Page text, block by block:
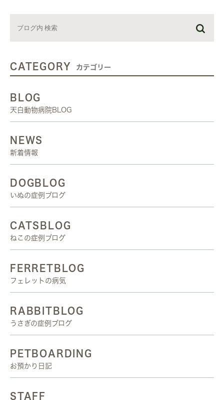
CATEGORY カテゴリー
BLOG
天白動物病院BLOG
NEWS
新着情報
DOGBLOG
いぬの症例ブログ
CATSBLOG
ねこの症例ブログ
FERRETBLOG
フェレットの病気
RABBITBLOG
うさぎの症例ブログ
PETBOARDING
お預かり日記
STAFF